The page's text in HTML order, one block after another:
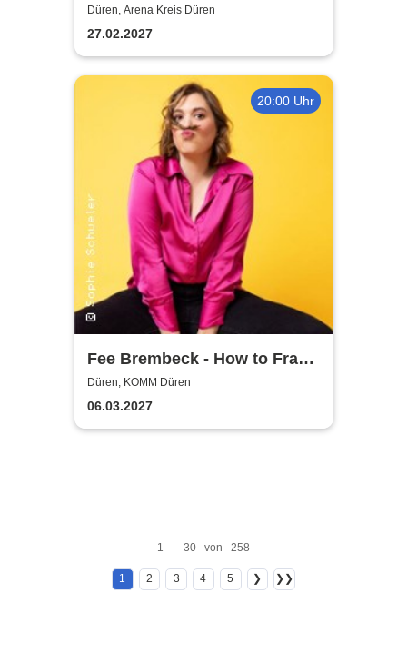
Die Jubiläumstournee - Mit
den Hits von Wolfgang Petry
Düren, Arena Kreis Düren
27.02.2027
20:00 Uhr
Fee Brembeck - How to Frau
– Das Tutorial, nach dem
niemand gefragt hat
Düren, KOMM Düren
06.03.2027
1 - 30 von 258
1 2 3 4 5 ❯ ❯❯